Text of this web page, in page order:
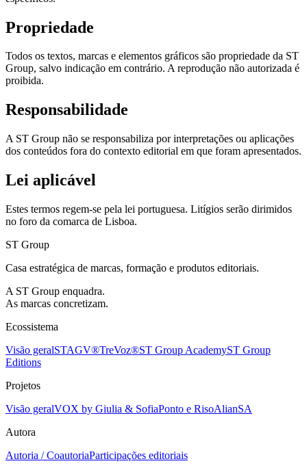
Propriedade
Todos os textos, marcas e elementos gráficos são propriedade da ST
Group, salvo indicação em contrário. A reprodução não autorizada é
proibida.
Responsabilidade
A ST Group não se responsabiliza por interpretações ou aplicações
dos conteúdos fora do contexto editorial em que foram apresentados.
Lei aplicável
Estes termos regem-se pela lei portuguesa. Litígios serão dirimidos
no foro da comarca de Lisboa.
ST Group
Casa estratégica de marcas, formação e produtos editoriais.
A ST Group enquadra.
As marcas concretizam.
Ecossistema
Visão geralSTAGV®TreVoz®ST Group AcademyST Group
Editions
Projetos
Visão geralVOX by Giulia & SofiaPonto e RisoAlianSA
Autora
Autoria / CoautoriaParticipações editoriais